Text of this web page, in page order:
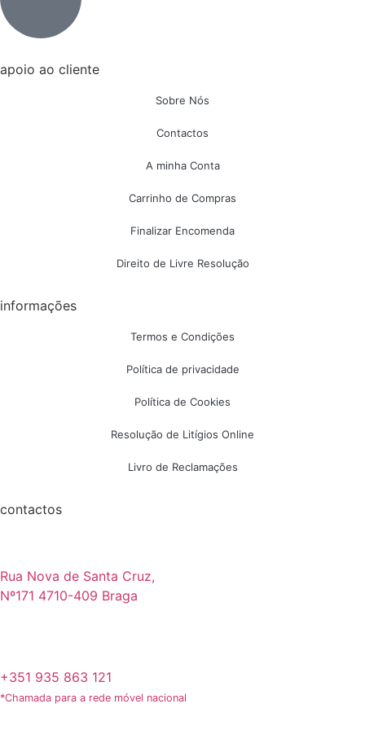
apoio ao cliente
Sobre Nós
Contactos
A minha Conta
Carrinho de Compras
Finalizar Encomenda
Direito de Livre Resolução
informações
Termos e Condições
Política de privacidade
Política de Cookies
Resolução de Litígios Online
Livro de Reclamações
contactos
Rua Nova de Santa Cruz,
Nº171 4710-409 Braga
+351 935 863 121
*Chamada para a rede móvel nacional